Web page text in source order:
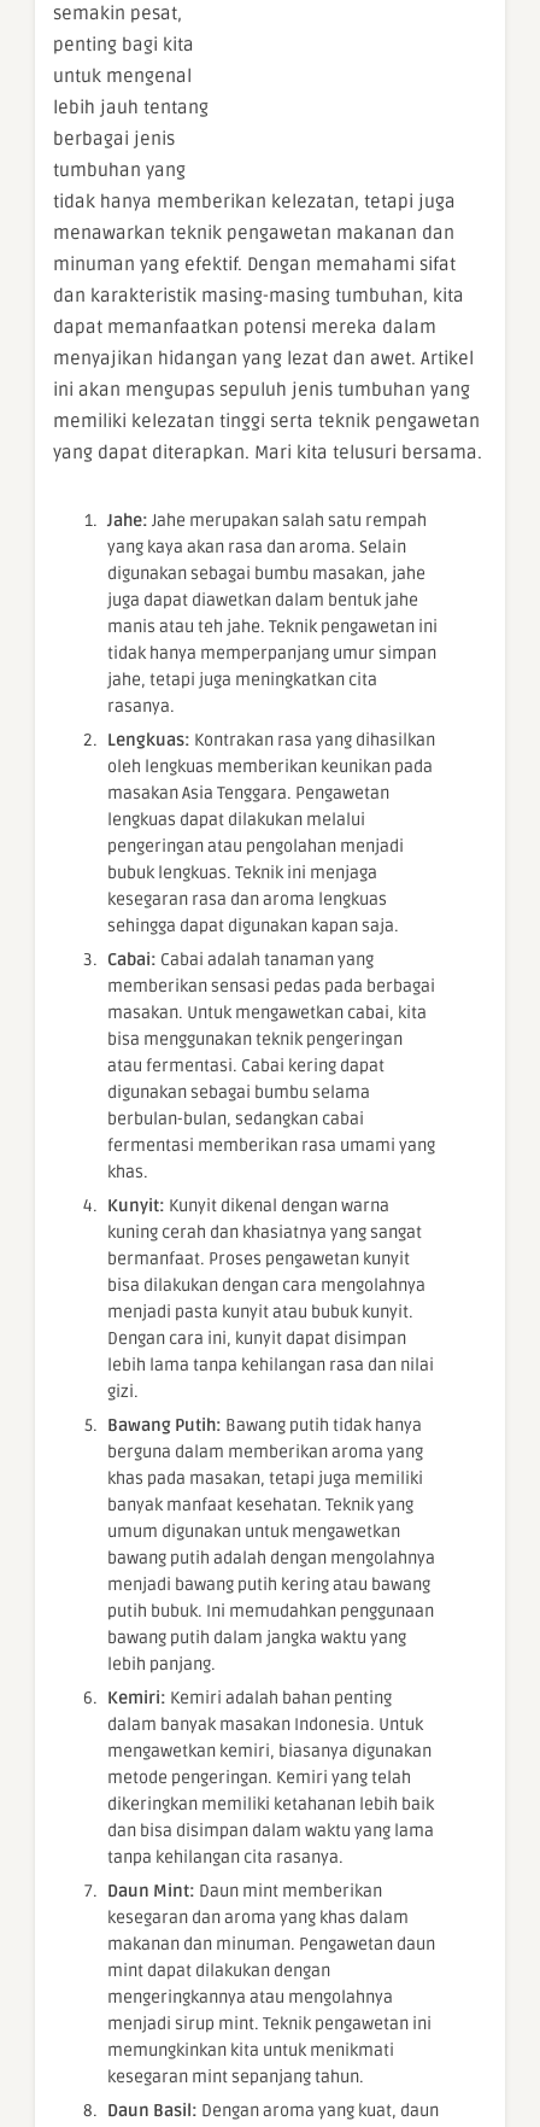
semakin pesat,
penting bagi kita
untuk mengenal
lebih jauh tentang
berbagai jenis
tumbuhan yang
tidak hanya memberikan kelezatan, tetapi juga
menawarkan teknik pengawetan makanan dan
minuman yang efektif. Dengan memahami sifat
dan karakteristik masing-masing tumbuhan, kita
dapat memanfaatkan potensi mereka dalam
menyajikan hidangan yang lezat dan awet. Artikel
ini akan mengupas sepuluh jenis tumbuhan yang
memiliki kelezatan tinggi serta teknik pengawetan
yang dapat diterapkan. Mari kita telusuri bersama.
Jahe: Jahe merupakan salah satu rempah
yang kaya akan rasa dan aroma. Selain
digunakan sebagai bumbu masakan, jahe
juga dapat diawetkan dalam bentuk jahe
manis atau teh jahe. Teknik pengawetan ini
tidak hanya memperpanjang umur simpan
jahe, tetapi juga meningkatkan cita
rasanya.
Lengkuas: Kontrakan rasa yang dihasilkan
oleh lengkuas memberikan keunikan pada
masakan Asia Tenggara. Pengawetan
lengkuas dapat dilakukan melalui
pengeringan atau pengolahan menjadi
bubuk lengkuas. Teknik ini menjaga
kesegaran rasa dan aroma lengkuas
sehingga dapat digunakan kapan saja.
Cabai: Cabai adalah tanaman yang
memberikan sensasi pedas pada berbagai
masakan. Untuk mengawetkan cabai, kita
bisa menggunakan teknik pengeringan
atau fermentasi. Cabai kering dapat
digunakan sebagai bumbu selama
berbulan-bulan, sedangkan cabai
fermentasi memberikan rasa umami yang
khas.
Kunyit: Kunyit dikenal dengan warna
kuning cerah dan khasiatnya yang sangat
bermanfaat. Proses pengawetan kunyit
bisa dilakukan dengan cara mengolahnya
menjadi pasta kunyit atau bubuk kunyit.
Dengan cara ini, kunyit dapat disimpan
lebih lama tanpa kehilangan rasa dan nilai
gizi.
Bawang Putih: Bawang putih tidak hanya
berguna dalam memberikan aroma yang
khas pada masakan, tetapi juga memiliki
banyak manfaat kesehatan. Teknik yang
umum digunakan untuk mengawetkan
bawang putih adalah dengan mengolahnya
menjadi bawang putih kering atau bawang
putih bubuk. Ini memudahkan penggunaan
bawang putih dalam jangka waktu yang
lebih panjang.
Kemiri: Kemiri adalah bahan penting
dalam banyak masakan Indonesia. Untuk
mengawetkan kemiri, biasanya digunakan
metode pengeringan. Kemiri yang telah
dikeringkan memiliki ketahanan lebih baik
dan bisa disimpan dalam waktu yang lama
tanpa kehilangan cita rasanya.
Daun Mint: Daun mint memberikan
kesegaran dan aroma yang khas dalam
makanan dan minuman. Pengawetan daun
mint dapat dilakukan dengan
mengeringkannya atau mengolahnya
menjadi sirup mint. Teknik pengawetan ini
memungkinkan kita untuk menikmati
kesegaran mint sepanjang tahun.
Daun Basil: Dengan aroma yang kuat, daun